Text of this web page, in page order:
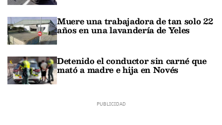
Muere una trabajadora de tan solo 22
años en una lavandería de Yeles
Detenido el conductor sin carné que
mató a madre e hija en Novés